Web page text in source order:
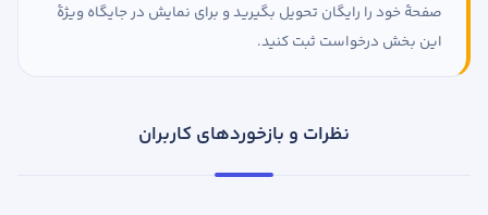
صفحهٔ خود را رایگان تحویل بگیرید و برای نمایش در جایگاه ویژهٔ
این بخش درخواست ثبت کنید.
نظرات و بازخوردهای کاربران